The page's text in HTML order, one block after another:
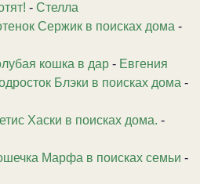
- Стелла
Сержик в поисках дома -
кошка в дар - Евгения
Блэки в поисках дома -
Хаски в поисках дома. -
Марфа в поисках семьи -